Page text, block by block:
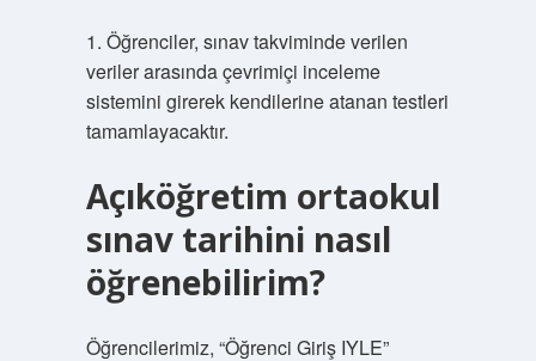
1. Öğrenciler, sınav takviminde verilen
veriler arasında çevrimiçi inceleme
sistemini girerek kendilerine atanan testleri
tamamlayacaktır.
Açıköğretim ortaokul
sınav tarihini nasıl
öğrenebilirim?
Öğrencilerimiz, “Öğrenci Giriş IYLE”